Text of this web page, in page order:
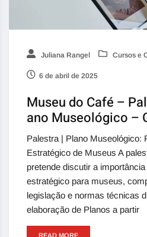
Juliana Rangel Cursos e
6 de abril de 2025
Museu do Café –
ano Museológico –
Palestra | Plano Museológico:
Estratégico de Museus A
pretende discutir a
estratégico para museus,
legislação e normas técnicas
elaboração de Planos a partir
READ MORE